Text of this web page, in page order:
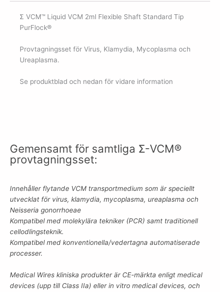
Σ VCM™ Liquid VCM 2ml Flexible Shaft Standard Tip
PurFlock®
Provtagningsset för Virus, Klamydia, Mycoplasma och
Ureaplasma.
Se produktblad och nedan för vidare information
Gemensamt för samtliga Σ-VCM®
provtagningsset:
Innehåller flytande VCM transportmedium som är speciellt
utvecklat för virus, klamydia, mycoplasma, ureaplasma och
Neisseria gonorrhoeae
Kompatibel med molekylära tekniker (PCR) samt traditionell
cellodlingsteknik.
Kompatibel med konventionella/vedertagna automatiserade
processer.
Medical Wires kliniska produkter är CE-märkta enligt medical
devices (upp till Class IIa) eller in vitro medical devices, och